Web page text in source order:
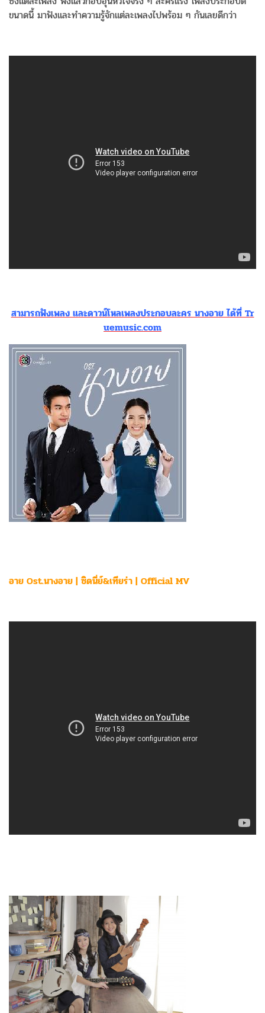
ขนาดนี้ มาฟังและทำความรู้จักแต่ละเพลงไปพร้อม ๆ กันเลยดีกว่า
สามารถฟังเพลง และดาวน์โหลเพลงประกอบละคร นางอาย ได้ที่ Tr
uemusic.com
อาย Ost.นางอาย | ซิดนี่ย์&เทียร่า | Official MV